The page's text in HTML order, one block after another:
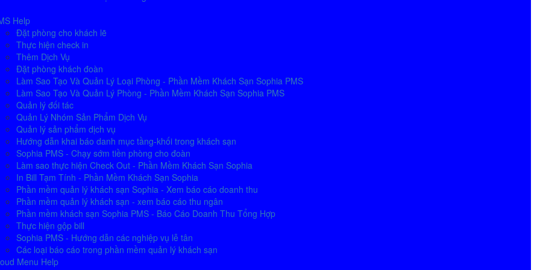
Help
Đặt phòng cho khách lẽ
Thực hiện check in
Thêm Dịch Vụ
Đặt phòng khách đoàn
Làm Sao Tạo Và Quản Lý Loại Phòng - Phần Mềm Khách Sạn Sophia PMS
Làm Sao Tạo Và Quản Lý Phòng - Phần Mềm Khách Sạn Sophia PMS
Quản lý đối tác
Quản Lý Nhóm Sản Phẩm Dịch Vụ
Quản lý sản phẩm dịch vụ
Hướng dẫn khai báo danh mục tầng-khối trong khách sạn
Sophia PMS - Chạy sớm tiền phòng cho đoàn
Làm sao thực hiện Check Out - Phần Mềm Khách Sạn Sophia
In Bill Tạm Tính - Phần Mềm Khách Sạn Sophia
Phần mềm quản lý khách sạn Sophia - Xem báo cáo doanh thu
Phần mềm quản lý khách sạn - xem báo cáo thu ngân
Phần mềm khách sạn Sophia PMS - Báo Cáo Doanh Thu Tổng Hợp
Thực hiện gộp bill
Sophia PMS - Hướng dẫn các nghiệp vụ lễ tân
Các loại báo cáo trong phần mềm quản lý khách sạn
Menu Help